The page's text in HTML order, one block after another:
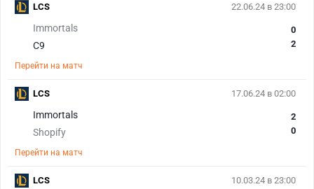
22.06.24 в 23:00
Immortals
C9
0
2
Перейти на матч
LCS
17.06.24 в 02:00
Immortals
Shopify
2
0
Перейти на матч
LCS
10.03.24 в 23:00
LCS